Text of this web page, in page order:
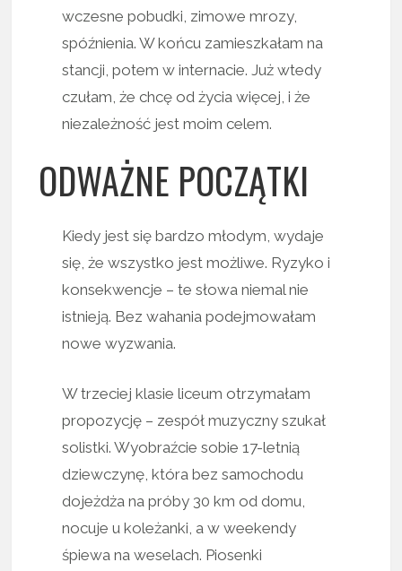
wczesne pobudki, zimowe mrozy,
spóźnienia. W końcu zamieszkałam na
stancji, potem w internacie. Już wtedy
czułam, że chcę od życia więcej, i że
niezależność jest moim celem.
ODWAŻNE POCZĄTKI
Kiedy jest się bardzo młodym, wydaje
się, że wszystko jest możliwe. Ryzyko i
konsekwencje – te słowa niemal nie
istnieją. Bez wahania podejmowałam
nowe wyzwania.
W trzeciej klasie liceum otrzymałam
propozycję – zespół muzyczny szukał
solistki. Wyobraźcie sobie 17-letnią
dziewczynę, która bez samochodu
dojeżdża na próby 30 km od domu,
nocuje u koleżanki, a w weekendy
śpiewa na weselach. Piosenki